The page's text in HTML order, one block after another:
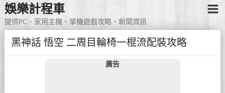
娛樂計程車
提供PC、家用主機、掌機遊戲攻略、新聞資訊
黑神話 悟空 二周目輪椅一棍流配裝攻略
廣告